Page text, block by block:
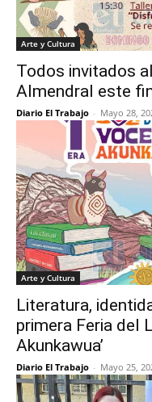
Arte y Cultura
Todos invitados
Almendral este
Diario El Trabajo - Mayo 28,
Arte y Cultura
Literatura,
primera Feria del
Akunkawua’
Diario El Trabajo - Mayo 25,